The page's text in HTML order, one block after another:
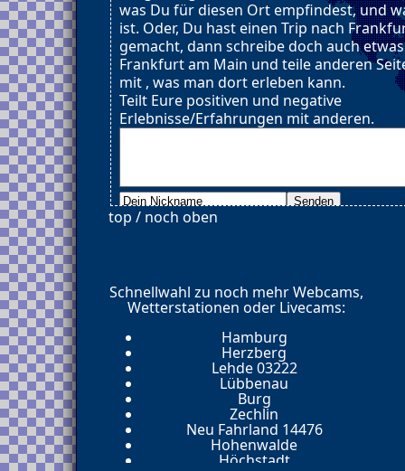
was Du für diesen Ort empfindest, und
ist. Oder, Du hast einen Trip nach
gemacht, dann schreibe doch auch
Frankfurt am Main und teile anderen
mit , was man dort erleben kann.
Teilt Eure positiven und negative
Erlebnisse/Erfahrungen mit anderen.
top / noch oben
Schnellwahl zu noch mehr Webcams,
Wetterstationen oder Livecams:
Hamburg
Herzberg
Lehde 03222
Lübbenau
Burg
Zechlin
Neu Fahrland 14476
Hohenwalde
Höchstadt